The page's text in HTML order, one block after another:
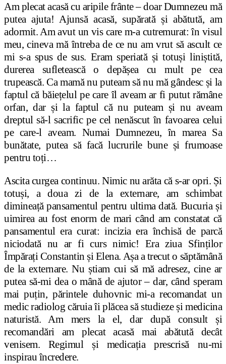
Am plecat acasă cu aripile frânte – doar Dumnezeu mă
putea ajuta! Ajunsă acasă, supărată și abătută, am
adormit. Am avut un vis care m-a cutremurat: în visul
meu, cineva mă întreba de ce nu am vrut să ascult ce
mi s-a spus de sus. Eram speriată și totuși liniștită,
durerea sufletească o depășea cu mult pe cea
trupească. Ca mamă nu puteam să nu mă gândesc și la
faptul că băiețelul pe care îl aveam ar fi putut rămâne
orfan, dar și la faptul că nu puteam și nu aveam
dreptul să-l sacrific pe cel nenăscut în favoarea celui
pe care-l aveam. Numai Dumnezeu, în marea Sa
bunătate, putea să facă lucrurile bune și frumoase
pentru toți…
Ascita curgea continuu. Nimic nu arăta că s-ar opri. Și
totuși, a doua zi de la externare, am schimbat
dimineață pansamentul pentru ultima dată. Bucuria și
uimirea au fost enorm de mari când am constatat că
pansamentul era curat: incizia era închisă de parcă
niciodată nu ar fi curs nimic! Era ziua Sfinților
Împărați Constantin și Elena. Așa a trecut o săptămână
de la externare. Nu știam cui să mă adresez, cine ar
putea să-mi dea o mână de ajutor – dar, când speram
mai puțin, părintele duhovnic mi-a recomandat un
medic radiolog căruia îi plăcea să studieze și medicina
naturistă. Am mers la el, dar după consult și
recomandări am plecat acasă mai abătută decât
venisem. Regimul și medicația prescrisă nu-mi
inspirau încredere.